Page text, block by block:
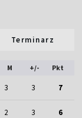
Terminarz
M +/- Pkt
3 3 7
2 3 6